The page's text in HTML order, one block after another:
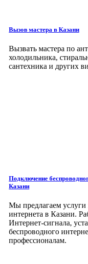
Вызов мастера в Казани
Вызвать мастера по
холодильника,
сантехника и других
Подключение
Казани
Мы предлагаем
интернета в Казани.
Интернет-сигнала,
беспроводного
профессионалам.